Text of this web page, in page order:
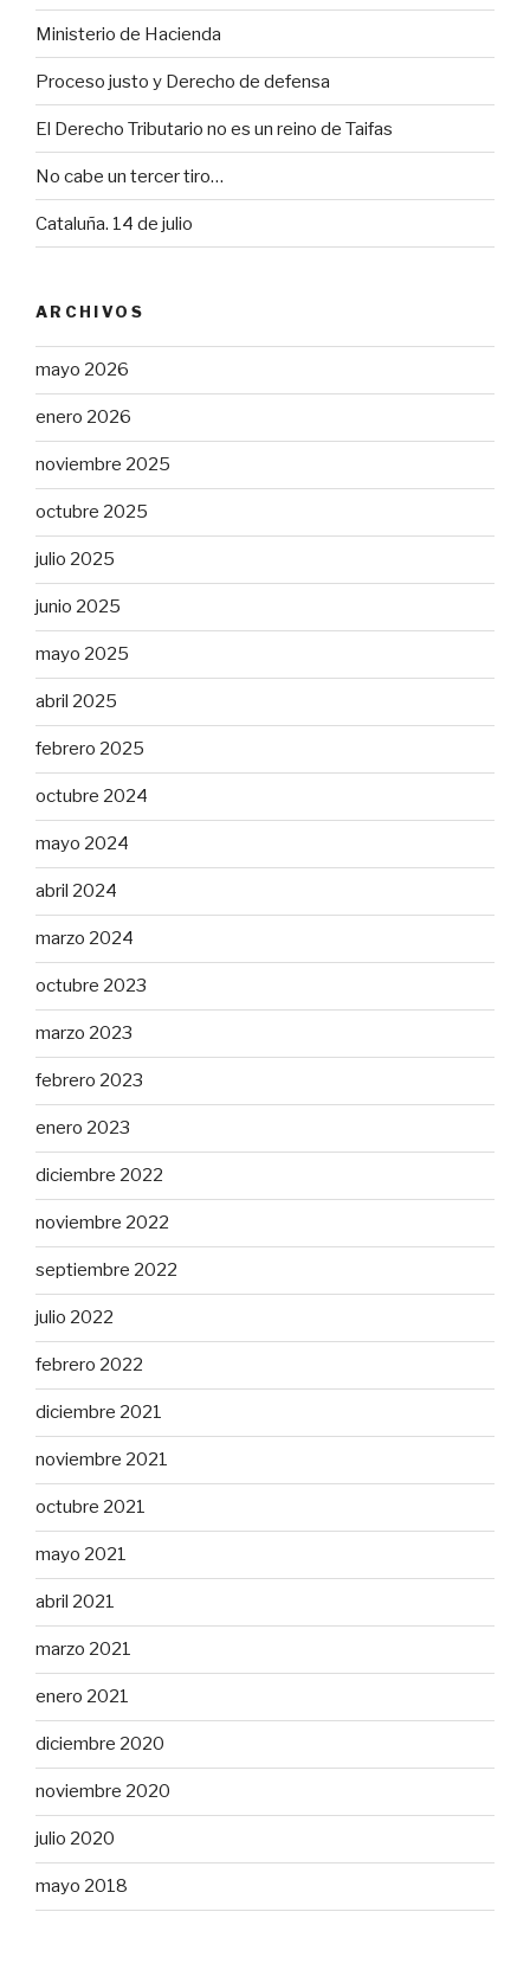
fortunas?»
Ministerio de Hacienda
Proceso justo y Derecho de defensa
El Derecho Tributario no es un reino de Taifas
No cabe un tercer tiro…
Cataluña. 14 de julio
ARCHIVOS
mayo 2026
enero 2026
noviembre 2025
octubre 2025
julio 2025
junio 2025
mayo 2025
abril 2025
febrero 2025
octubre 2024
mayo 2024
abril 2024
marzo 2024
octubre 2023
marzo 2023
febrero 2023
enero 2023
diciembre 2022
noviembre 2022
septiembre 2022
julio 2022
febrero 2022
diciembre 2021
noviembre 2021
octubre 2021
mayo 2021
abril 2021
marzo 2021
enero 2021
diciembre 2020
noviembre 2020
julio 2020
mayo 2018